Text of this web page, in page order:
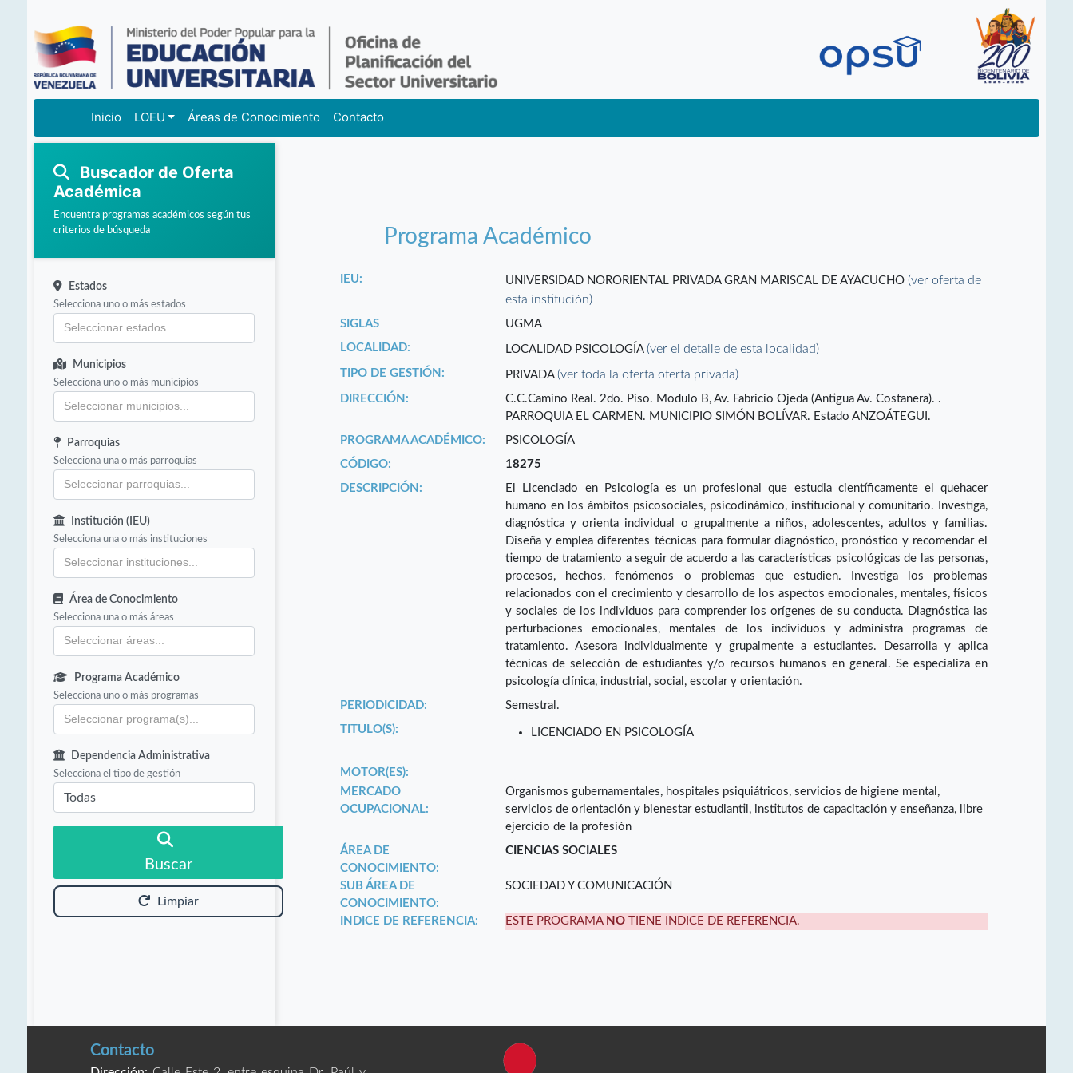
Inicio LOEU Áreas de Conocimiento Contacto
Buscador de Oferta
Académica
Encuentra programas académicos según tus
criterios de búsqueda
Estados
Selecciona uno o más estados
Municipios
Selecciona uno o más municipios
Parroquias
Selecciona una o más parroquias
Institución (IEU)
Selecciona una o más instituciones
Área de Conocimiento
Selecciona una o más áreas
Programa Académico
Selecciona uno o más programas
Dependencia Administrativa
Selecciona el tipo de gestión
Buscar
Limpiar
Programa Académico
IEU: UNIVERSIDAD NORORIENTAL PRIVADA GRAN MARISCAL DE AYACUCHO(ver oferta de
esta institución)
SIGLAS
UGMA
LOCALIDAD:
LOCALIDAD PSICOLOGÍA(ver el detalle de esta localidad)
TIPO DE GESTIÓN: PRIVADA(ver toda la oferta oferta privada)
DIRECCIÓN:
C.C.Camino Real. 2do. Piso. Modulo B, Av. Fabricio Ojeda (Antigua Av. Costanera). .
PARROQUIA EL CARMEN. MUNICIPIO SIMÓN BOLÍVAR. Estado ANZOÁTEGUI.
PROGRAMA ACADÉMICO:
PSICOLOGÍA
CÓDIGO:
18275
DESCRIPCIÓN:
El Licenciado en Psicología es un profesional que estudia científicamente el quehacer
humano en los ámbitos psicosociales, psicodinámico, institucional y comunitario. Investiga,
diagnóstica y orienta individual o grupalmente a niños, adolescentes, adultos y familias.
Diseña y emplea diferentes técnicas para formular diagnóstico, pronóstico y recomendar el
tiempo de tratamiento a seguir de acuerdo a las características psicológicas de las personas,
procesos, hechos, fenómenos o problemas que estudien. Investiga los problemas
relacionados con el crecimiento y desarrollo de los aspectos emocionales, mentales, físicos
y sociales de los individuos para comprender los orígenes de su conducta. Diagnóstica las
perturbaciones emocionales, mentales de los individuos y administra programas de
tratamiento. Asesora individualmente y grupalmente a estudiantes. Desarrolla y aplica
técnicas de selección de estudiantes y/o recursos humanos en general. Se especializa en
psicología clínica, industrial, social, escolar y orientación.
PERIODICIDAD:
Semestral.
TITULO(S):
LICENCIADO EN PSICOLOGÍA
MOTOR(ES):
MERCADO
OCUPACIONAL:
Organismos gubernamentales, hospitales psiquiátricos, servicios de higiene mental,
servicios de orientación y bienestar estudiantil, institutos de capacitación y enseñanza, libre
ejercicio de la profesión
ÁREA DE
CONOCIMIENTO:
CIENCIAS SOCIALES
SUB ÁREA DE
CONOCIMIENTO:
SOCIEDAD Y COMUNICACIÓN
INDICE DE REFERENCIA: ESTE PROGRAMA NO TIENE INDICE DE REFERENCIA.
Contacto